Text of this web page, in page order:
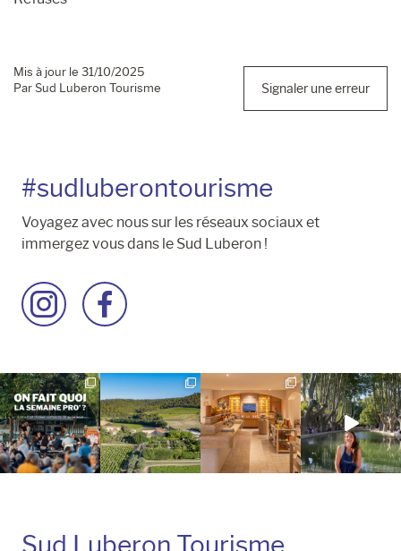
Mis à jour le 31/10/2025
Par Sud Luberon Tourisme
Signaler une erreur
#sudluberontourisme
Voyagez avec nous sur les réseaux sociaux et
immergez vous dans le Sud Luberon !
Accéder
à
Instagram
Accéder
à
Facebook
Sud Luberon Tourisme